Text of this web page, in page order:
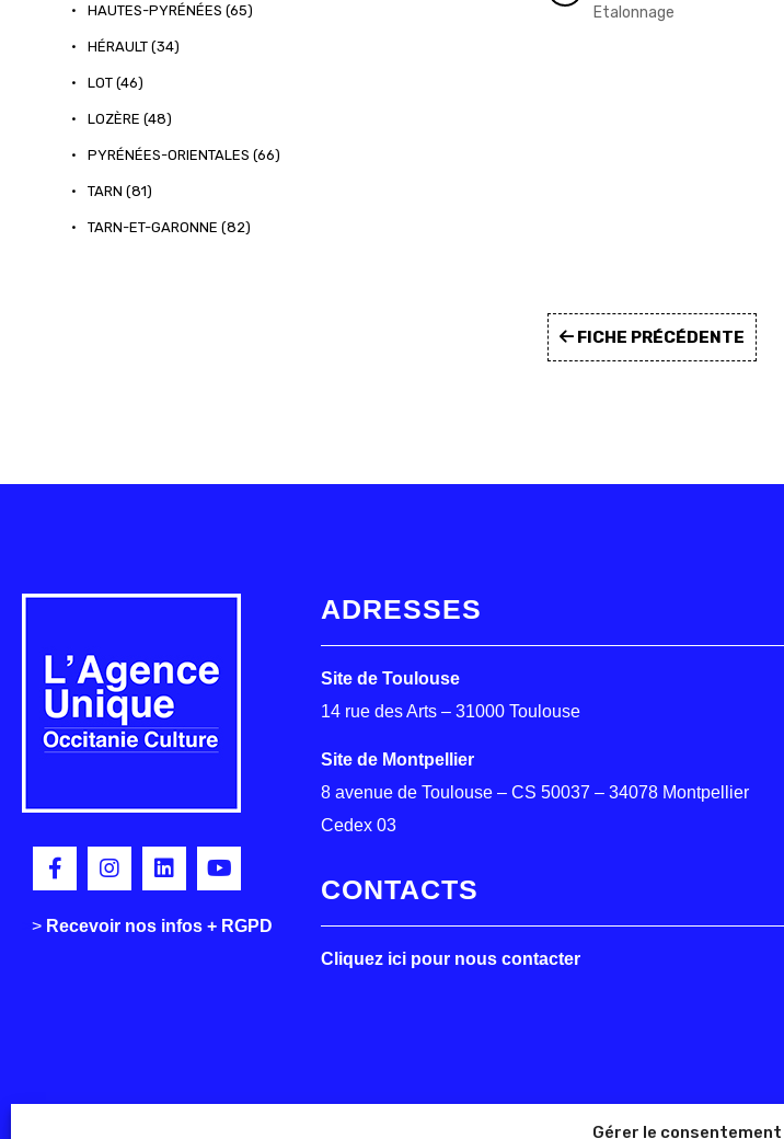
Gérer le consentement
• HAUTES-PYRÉNÉES (65)
• HÉRAULT (34)
• LOT (46)
• LOZÈRE (48)
• PYRÉNÉES-ORIENTALES (66)
• TARN (81)
• TARN-ET-GARONNE (82)
Etalonnage
FICHE PRÉCÉDENTE
> Recevoir nos infos + RGPD
ADRESSES
Site de Toulouse
14 rue des Arts – 31000 Toulouse
Site de Montpellier
8 avenue de Toulouse – CS 50037 – 34078 Montpellier
Cedex 03
CONTACTS
Cliquez ici pour nous contacter